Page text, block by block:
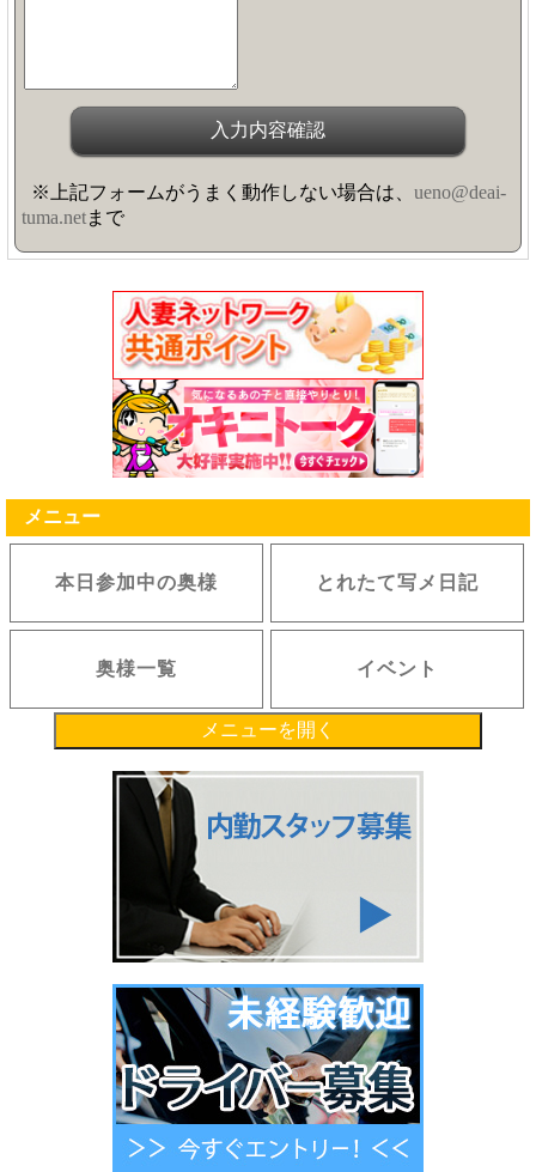
※上記フォームがうまく動作しない場合は、 ueno@deai-
tuma.netまで
メニュー
本日参加中の奥様 とれたて写メ日記
奥様一覧 イベント
メニューを開く